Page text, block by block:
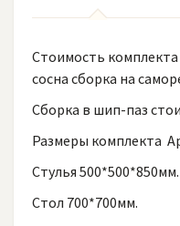
Стоимость комплекта
сосна сборка на
Сборка в шип-паз
Размеры комплекта
Стулья 500*500*850мм.
Стол 700*700мм.